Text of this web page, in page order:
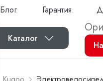
Блог Гарантия
Каталог